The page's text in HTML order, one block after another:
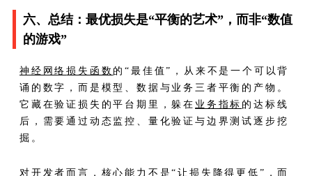
六、总结：最优损失是“平衡的艺术”，而非“数值
的游戏”
神经网络损失函数 的“最佳值”，从来不是一个可以背
诵的数字，而是模型、数据与业务三者平衡的产物。
它藏在验证损失的平台期里，躲在 业务指标 的达标线
后，需要通过动态监控、量化验证与边界测试逐步挖
掘。
对开发者而言，核心能力不是“让损失降得更低”，而